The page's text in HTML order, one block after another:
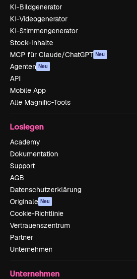
KI-Bildgenerator
KI-Videogenerator
KI-Stimmengenerator
Stock-Inhalte
MCP für Claude/ChatGPT Neu
Agenten Neu
API
Mobile App
Alle Magnific-Tools
Loslegen
Academy
Dokumentation
Support
AGB
Datenschutzerklärung
Originale Neu
Cookie-Richtlinie
Vertrauenszentrum
Partner
Unternehmen
Unternehmen